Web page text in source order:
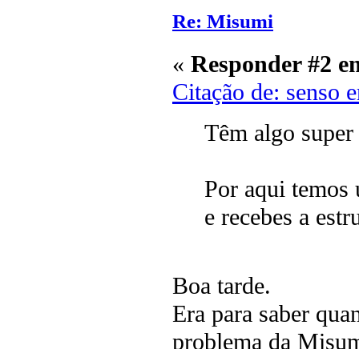
Re: Misumi
« Responder #2
Citação de: senso
Têm algo
Por aqui temos
e recebes a
Boa tarde.
Era para saber
problema da